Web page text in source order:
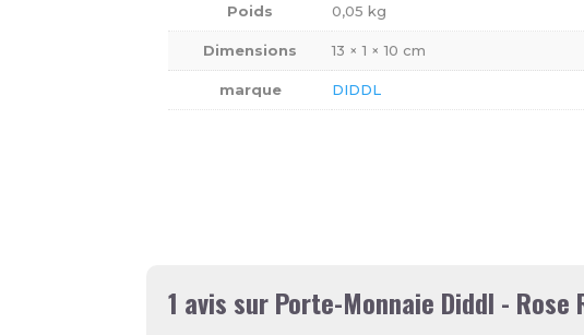
Poids 0,05 kg
Dimensions 13 × 1 × 10 cm
marque DIDDL
1 avis surPorte-Monnaie Diddl - Rose